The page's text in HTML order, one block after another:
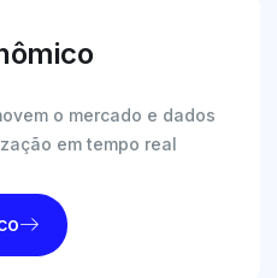
o mercado e dados
em tempo real